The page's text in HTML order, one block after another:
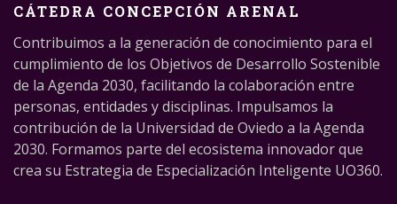
CÁTEDRA CONCEPCIÓN ARENAL
Contribuimos a la generación de conocimiento para el
cumplimiento de los Objetivos de Desarrollo Sostenible
de la Agenda 2030, facilitando la colaboración entre
personas, entidades y disciplinas. Impulsamos la
contribución de la Universidad de Oviedo a la Agenda
2030. Formamos parte del ecosistema innovador que
crea su Estrategia de Especialización Inteligente UO360.